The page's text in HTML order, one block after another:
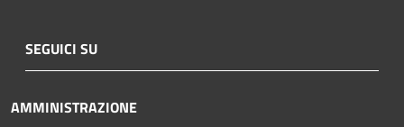
SEGUICI SU
AMMINISTRAZIONE